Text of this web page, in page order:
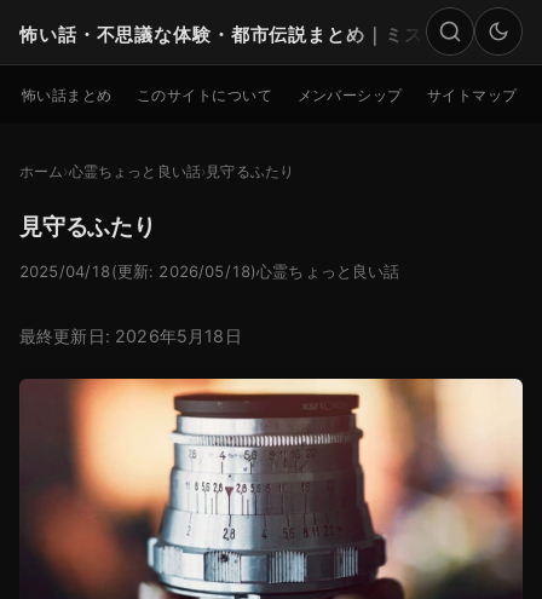
怖い話・不思議な体験・都市伝説まとめ｜ミステリー
検索
怖い話まとめ このサイトについて メンバーシップ サイトマップ
ホーム 心霊ちょっと良い話 見守るふたり
見守るふたり
2025/04/18(更新: 2026/05/18)心霊ちょっと良い話
最終更新日: 2026年5月18日